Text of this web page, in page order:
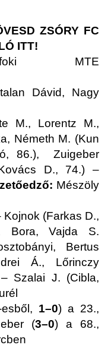
ZSÓRY FC
ITT!
MTE
Dávid, Nagy
M., Lorentz M.,
Németh M. (Kun
86.), Zuigeber
D., 74.) –
Mészöly
Kojnok (Farkas D.,
Bora, Vajda S.
Bertus
Á., Lőrinczy
Szalai J. (Cibla,
1–0) a 23.,
(3–0) a 68.,